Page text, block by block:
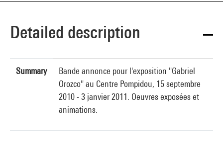
Detailed description
Summary
Bande annonce pour l'exposition "Gabriel
Orozco" au Centre Pompidou, 15 septembre
2010 - 3 janvier 2011. Oeuvres exposées et
animations.